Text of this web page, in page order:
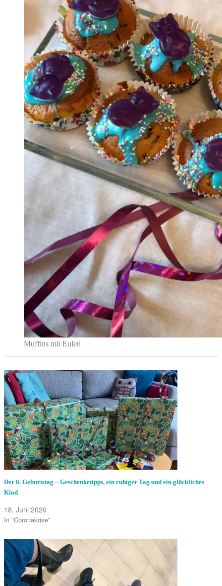
Muffins mit Eulen
Der 8. Geburtstag – Geschenketipps, ein ruhiger Tag und ein glückliches
Kind
18. Juni 2020
In "Coronakrise"